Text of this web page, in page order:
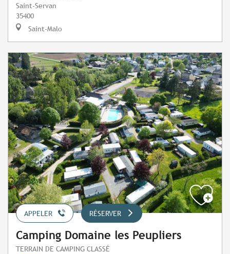
Saint-Servan
35400
Saint-Malo
APPELER RÉSERVER
Camping Domaine les Peupliers
TERRAIN DE CAMPING CLASSÉ